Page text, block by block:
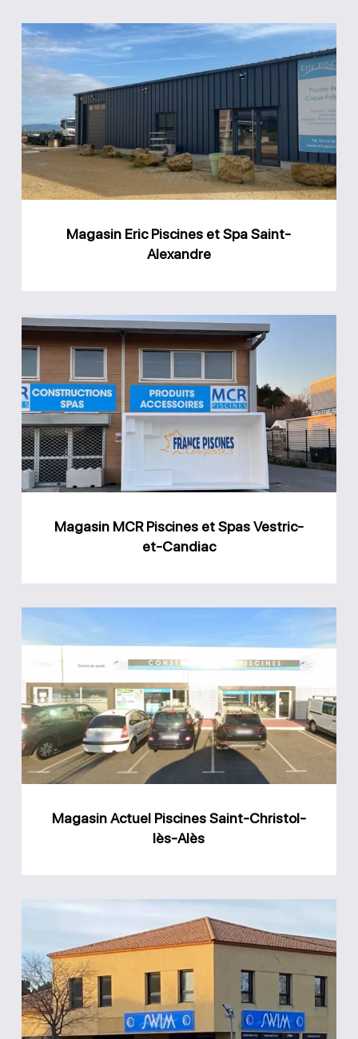
Magasin
Eric
Saint-
Alexandre
Magasin Eric Piscines et Spa Saint-
Alexandre
Magasin
MCR
Piscines
et
Spas
Vestric-
et-
Magasin MCR Piscines et Spas Vestric-
et-Candiac
Actuel
Piscines
Saint-
Christol-
lès-
Alès
Magasin Actuel Piscines Saint-Christol-
lès-Alès
Magasin
Swim
Espace
Piscine
Caveirac